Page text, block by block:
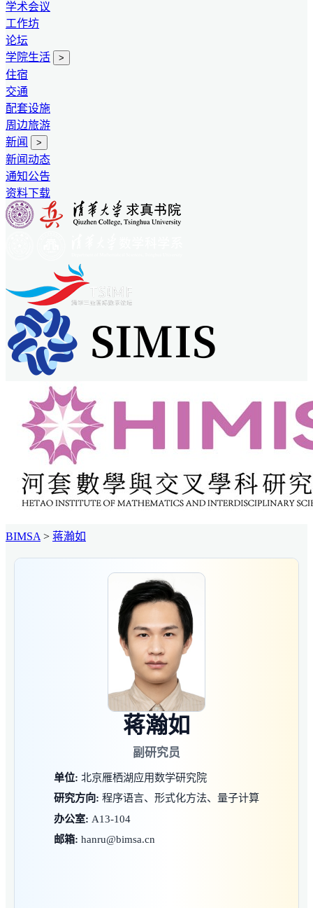
学术会议
工作坊
论坛
学院生活
>
住宿
交通
配套设施
周边旅游
新闻
>
新闻动态
通知公告
资料下载
BIMSA > 蒋瀚如
蒋瀚如
副研究员
单位: 北京雁栖湖应用数学研究院
研究方向: 程序语言、形式化方法、量子计算
办公室: A13-104
邮箱: hanru@bimsa.cn